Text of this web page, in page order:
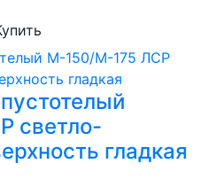
светло-
гладкая